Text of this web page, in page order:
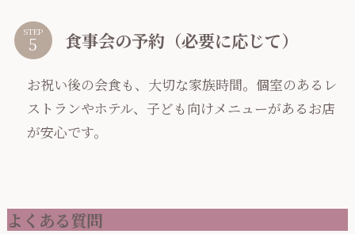
STEP 食事会の予約（必要に応じて）
お祝い後の会食も、大切な家族時間。個室のあるレ
ストランやホテル、子ども向けメニューがあるお店
が安心です。
よくある質問